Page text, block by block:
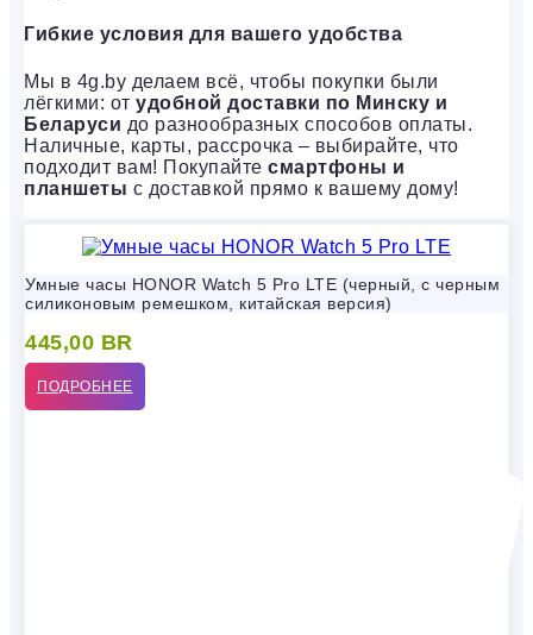
Гибкие условия для вашего удобства
Мы в 4g.by делаем всё, чтобы покупки были
лёгкими: от удобной доставки по Минску и
Беларуси до разнообразных способов оплаты.
Наличные, карты, рассрочка – выбирайте, что
подходит вам! Покупайте смартфоны и
планшеты с доставкой прямо к вашему дому!
Умные часы HONOR Watch 5 Pro LTE (черный, с черным
силиконовым ремешком, китайская версия)
445,00 BR
ПОДРОБНЕЕ